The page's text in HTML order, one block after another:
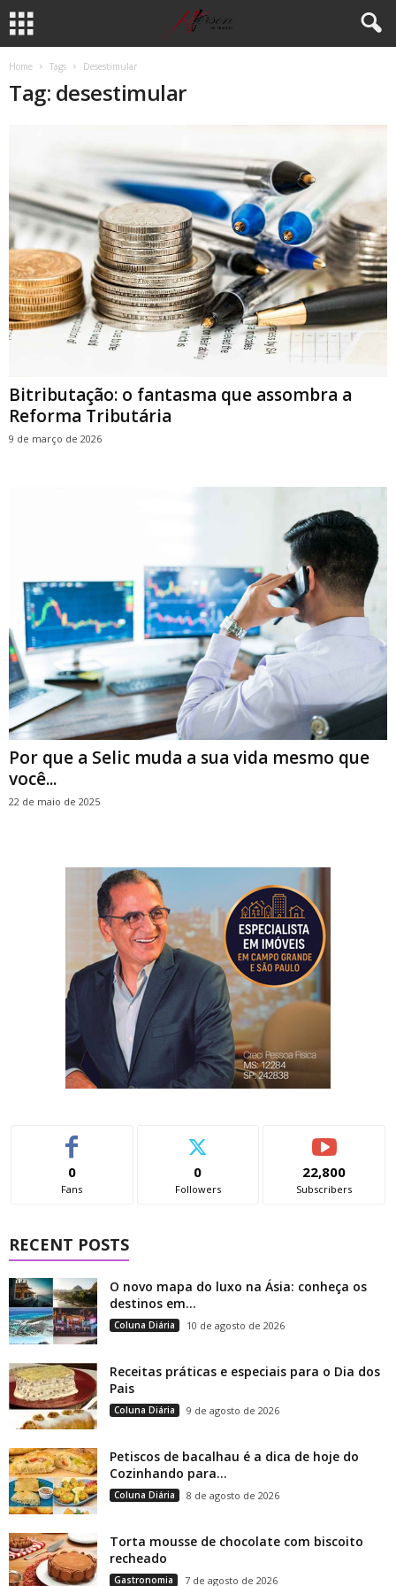
Home Tags Desestimular
Tag: desestimular
Bitributação: o fantasma que assombra a
Reforma Tributária
9 de março de 2026
Por que a Selic muda a sua vida mesmo que
você...
22 de maio de 2025
0
Fans
0
Followers
22,800
Subscribers
RECENT POSTS
O novo mapa do luxo na Ásia: conheça os
destinos em...
Coluna Diária 10 de agosto de 2026
Receitas práticas e especiais para o Dia dos
Pais
Coluna Diária 9 de agosto de 2026
Petiscos de bacalhau é a dica de hoje do
Cozinhando para...
Coluna Diária 8 de agosto de 2026
Torta mousse de chocolate com biscoito
recheado
Gastronomia 7 de agosto de 2026